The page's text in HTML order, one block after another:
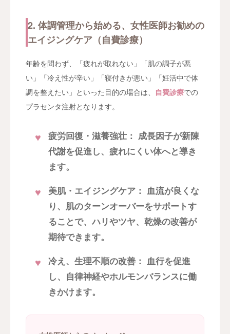
2. 体調管理から始める、女性医師お勧めの
エイジングケア（自費診療）
年齢を問わず、「疲れが取れない」「肌の調子が悪
い」「冷え性が辛い」「寝付きが悪い」「妊活中で体
調を整えたい」といった目的の場合は、 自費診療での
プラセンタ注射となります。
疲労回復・滋養強壮： 成長因子が新陳
代謝を促進し、疲れにくい体へと導き
ます。
美肌・エイジングケア： 血流が良くな
り、肌のターンオーバーをサポートす
ることで、ハリやツヤ、乾燥の改善が
期待できます。
冷え、生理不順の改善： 血行を促進
し、自律神経やホルモンバランスに働
きかけます。